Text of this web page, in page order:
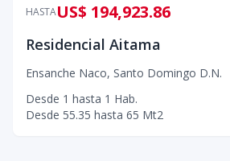
HASTAUS$ 194,923.86
Residencial Aitama
Ensanche Naco, Santo Domingo D.N.
Desde 1 hasta 1 Hab.
Desde 55.35 hasta 65 Mt2